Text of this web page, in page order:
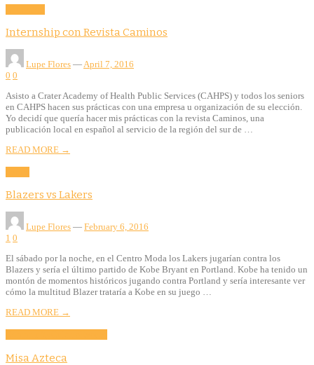
Internship con Revista Caminos
Lupe Flores — April 7, 2016
0 0
Asisto a Crater Academy of Health Public Services (CAHPS) y todos los seniors
en CAHPS hacen sus prácticas con una empresa u organización de su elección.
Yo decidí que quería hacer mis prácticas con la revista Caminos, una
publicación local en español al servicio de la región del sur de …
READ MORE →
Blazers vs Lakers
Lupe Flores — February 6, 2016
1 0
El sábado por la noche, en el Centro Moda los Lakers jugarían contra los
Blazers y sería el último partido de Kobe Bryant en Portland. Kobe ha tenido un
montón de momentos históricos jugando contra Portland y sería interesante ver
cómo la multitud Blazer trataría a Kobe en su juego …
READ MORE →
Misa Azteca